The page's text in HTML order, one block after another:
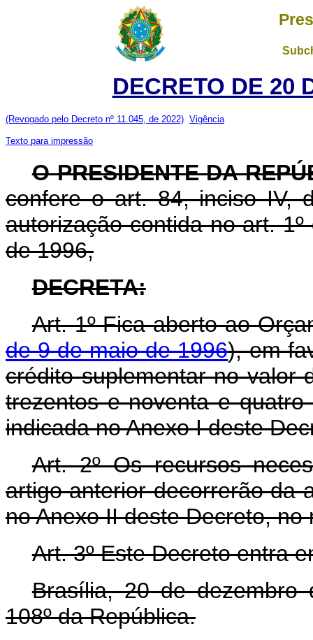
DECRETO DE 20
(Revogado pelo Decreto nº 11.045, de 2022) Vigência
Texto para impressão
O PRESIDENTE DA
confere o art. 84, inciso IV,
autorização contida no art.
de 1996,
DECRETA:
Art. 1º Fica aberto ao
de 9 de maio de 1996), em
crédito suplementar no valor
trezentos e noventa e
indicada no Anexo I deste
Art. 2º Os recursos
artigo anterior decorrerão da
no Anexo II deste Decreto,
Art. 3º Este Decreto entra
Brasília, 20 de dezembro
108º da República.